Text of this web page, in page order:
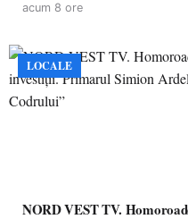
acum 8 ore
LOCALE
NORD VEST TV.